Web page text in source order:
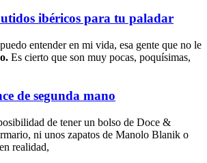
ibéricos para tu paladar
entender en mi vida, esa gente que no le
Es cierto que son muy pocas, poquísimas,
de segunda mano
de tener un bolso de Doce &
ni unos zapatos de Manolo Blanik o
realidad,